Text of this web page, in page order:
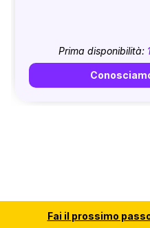
Prima disponibilità:
Fai il prossimo